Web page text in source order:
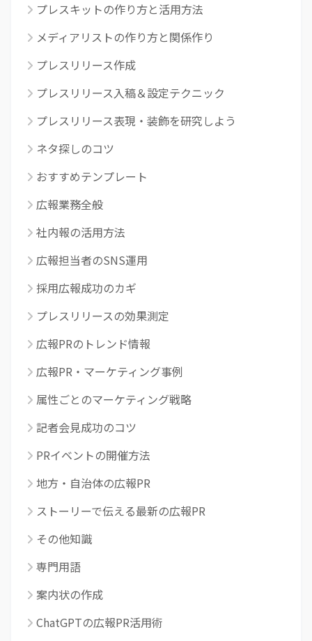
プレスキットの作り方と活用方法
メディアリストの作り方と関係作り
プレスリリース作成
プレスリリース入稿＆設定テクニック
プレスリリース表現・装飾を研究しよう
ネタ探しのコツ
おすすめテンプレート
広報業務全般
社内報の活用方法
広報担当者のSNS運用
採用広報成功のカギ
プレスリリースの効果測定
広報PRのトレンド情報
広報PR・マーケティング事例
属性ごとのマーケティング戦略
記者会見成功のコツ
PRイベントの開催方法
地方・自治体の広報PR
ストーリーで伝える最新の広報PR
その他知識
専門用語
案内状の作成
ChatGPTの広報PR活用術